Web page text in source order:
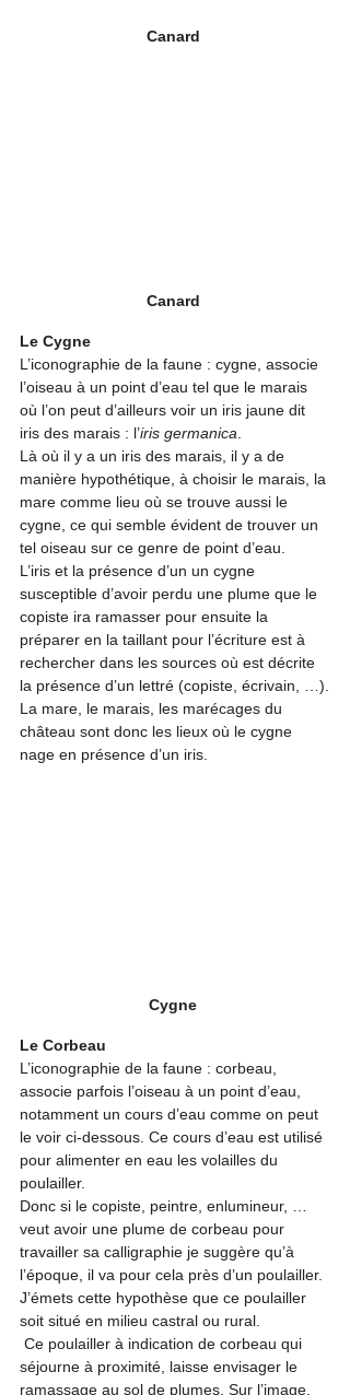
Canard
Canard
Le Cygne
L’iconographie de la faune : cygne, associe
l’oiseau à un point d’eau tel que le marais
où l’on peut d’ailleurs voir un iris jaune dit
iris des marais : l’iris germanica
Là où il y a un iris des marais, il y a de
manière hypothétique, à choisir le marais, la
mare comme lieu où se trouve aussi le
cygne, ce qui semble évident de trouver un
tel oiseau sur ce genre de point d’eau.
L’iris et la présence d’un un cygne
susceptible d’avoir perdu une plume que le
copiste ira ramasser pour ensuite la
préparer en la taillant pour l’écriture est à
rechercher dans les sources où est décrite
la présence d’un lettré (copiste, écrivain, …).
La mare, le marais, les marécages du
château sont donc les lieux où le cygne
nage en présence d’un iris.
Cygne
Le Corbeau
L’iconographie de la faune : corbeau,
associe parfois l’oiseau à un point d’eau,
notamment un cours d’eau comme on peut
le voir ci-dessous. Ce cours d’eau est utilisé
pour alimenter en eau les volailles du
poulailler.
Donc si le copiste, peintre, enlumineur, …
veut avoir une plume de corbeau pour
travailler sa calligraphie je suggère qu’à
l’époque, il va pour cela près d’un poulailler.
J’émets cette hypothèse que ce poulailler
soit situé en milieu castral ou rural.
séjourne à proximité, laisse envisager le
ramassage au sol de plumes. Sur l’image,